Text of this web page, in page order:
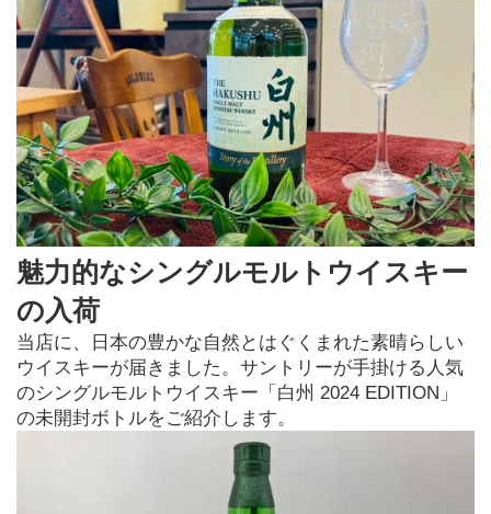
魅力的なシングルモルトウイスキー
の入荷
当店に、日本の豊かな自然とはぐくまれた素晴らしい
ウイスキーが届きました。サントリーが手掛ける人気
のシングルモルトウイスキー「白州 2024 EDITION」
の未開封ボトルをご紹介します。